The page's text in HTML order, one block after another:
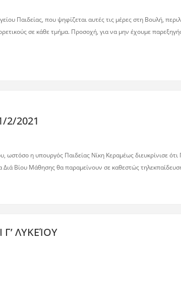
Παιδείας, που ψηφίζεται αυτές τις μέρες στη Βουλή,
σε κάθε τμήμα. Προσοχή, για να μην έχουμε
2/2021
η υπουργός Παιδείας Νίκη Κεραμέως διευκρίνισε ότι
Βίου Μάθησης θα παραμείνουν σε καθεστώς
ΛΥΚΕΊΟΥ